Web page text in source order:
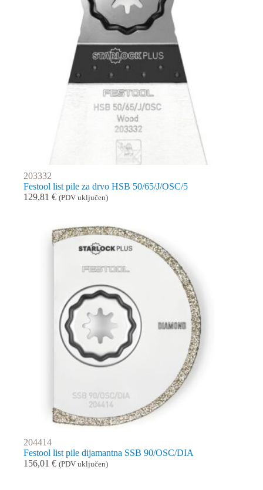
203332
Festool list pile za drvo HSB 50/65/J/OSC/5
129,81 € (PDV uključen)
204414
Festool list pile dijamantna SSB 90/OSC/DIA
156,01 € (PDV uključen)